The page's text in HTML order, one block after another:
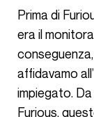
Prima di Furious, il problema principale che avevamo
era il
affidavamo
impiegato.
Furious,